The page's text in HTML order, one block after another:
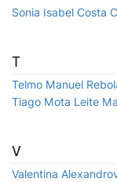
Sonia Isabel Costa
T
Telmo Manuel
Tiago Mota Leite
V
Valentina